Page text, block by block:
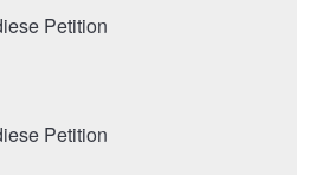
Petition
Petition